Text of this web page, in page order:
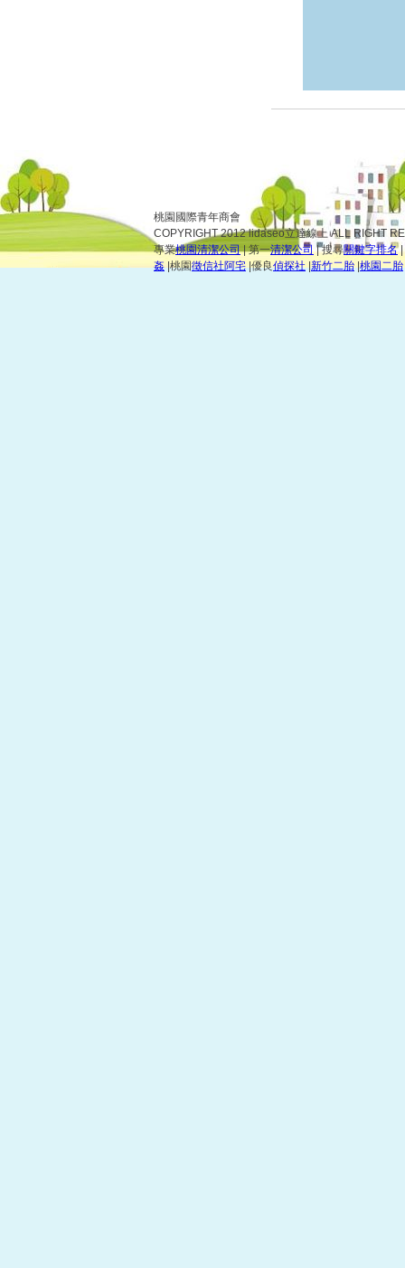
桃園國際青年商會
COPYRIGHT 2012 lidaseo立達線上 ALL RIGHT
專業桃園清潔公司| 第一清潔公司| 搜尋關鍵字排名|
姦|桃園徵信社阿宅|優良偵探社|新竹二胎|桃園二胎